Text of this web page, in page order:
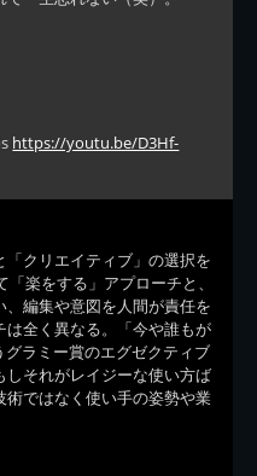
https://youtu.be/D3Hf-
クリエイティブ」の選択を
楽をする」アプローチと、
編集や意図を人間が責任を
全く異なる。「今や誰もが
ラミー賞のエグゼクティブ
それがレイジーな使い方ば
ではなく使い手の姿勢や業